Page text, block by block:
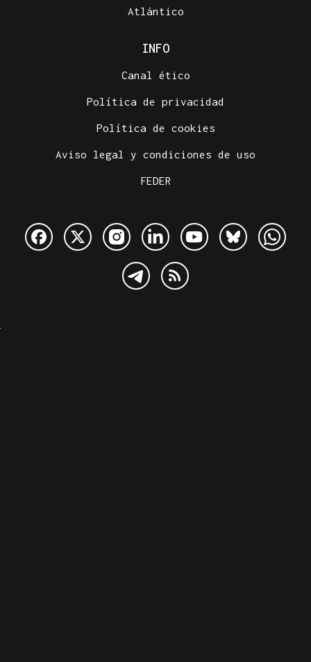
Atlántico
INFO
Canal ético
Política de privacidad
Política de cookies
Aviso legal y condiciones de uso
FEDER